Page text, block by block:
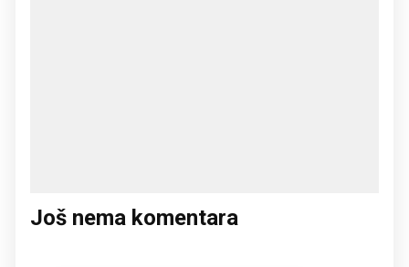
Još nema komentara